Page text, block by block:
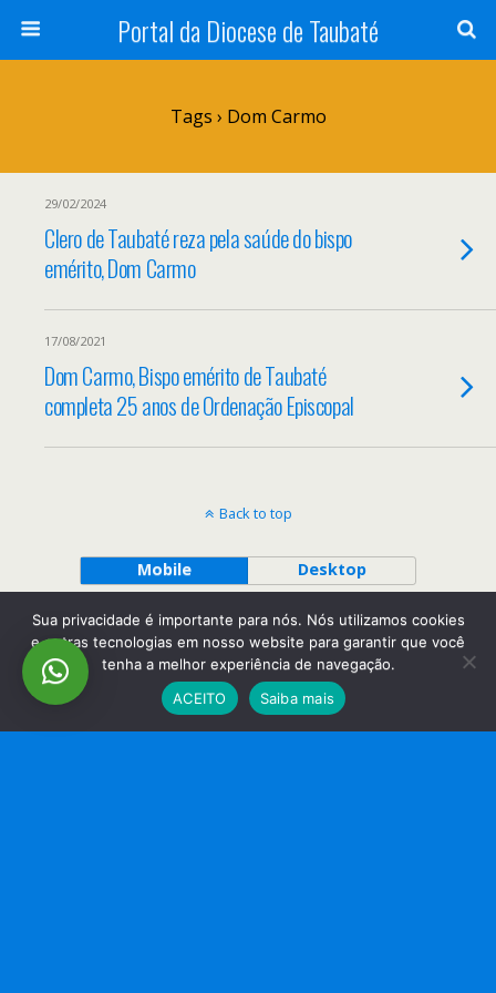
Portal da Diocese de Taubaté
Tags › Dom Carmo
29/02/2024
Clero de Taubaté reza pela saúde do bispo
emérito, Dom Carmo
17/08/2021
Dom Carmo, Bispo emérito de Taubaté
completa 25 anos de Ordenação Episcopal
Back to top
Mobile Desktop
Sua privacidade é importante para nós. Nós utilizamos cookies
e outras tecnologias em nosso website para garantir que você
tenha a melhor experiência de navegação.
ACEITO
Saiba mais